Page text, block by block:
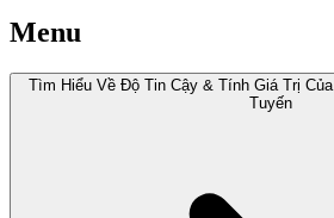
Menu
Tìm Hiểu Về Độ Tin Cậy & Tính Giá Trị
Tuyến